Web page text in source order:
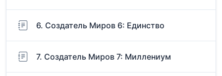
6. Создатель Миров 6: Единство
7. Создатель Миров 7: Миллениум